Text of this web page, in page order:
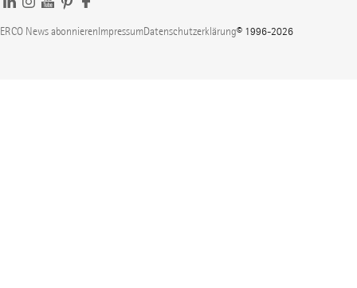
ERCO News abonnierenImpressumDatenschutzerklärung© 1996-2026